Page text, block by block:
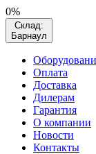
0%
Склад:
Барнаул
Оплата
Доставка
Дилерам
Гарантия
О компании
Новости
Контакты